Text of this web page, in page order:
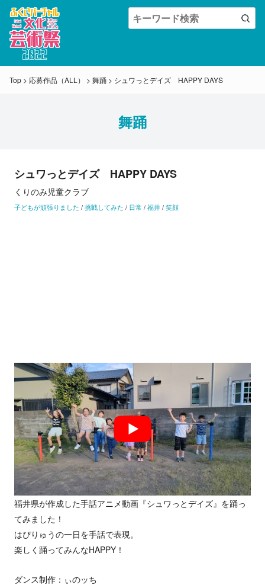
Top > 応募作品（ALL） > 舞踊 > シュワっとデイズ HAPPY DAYS
舞踊
シュワっとデイズ HAPPY DAYS
くりのみ児童クラブ
子どもが頑張りました /挑戦してみた / 日常 /福井/笑顔
福井県が作成した手話アニメ動画『シュワっとデイズ』を踊っ
てみました！
はぴりゅうの一日を手話で表現。
楽しく踊ってみんなHAPPY！
ダンス制作：ぃのッち